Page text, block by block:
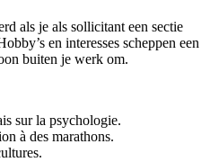
als je als sollicitant een sectie
en interesses scheppen een
buiten je werk om.
sur la psychologie.
à des marathons.